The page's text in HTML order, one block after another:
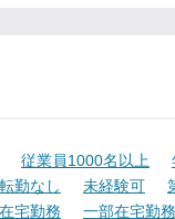
従業員1000名以上
転勤なし 未経験可
宅勤務 一部在宅勤務